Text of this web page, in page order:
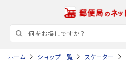
ホーム ショップ一覧 スケーター